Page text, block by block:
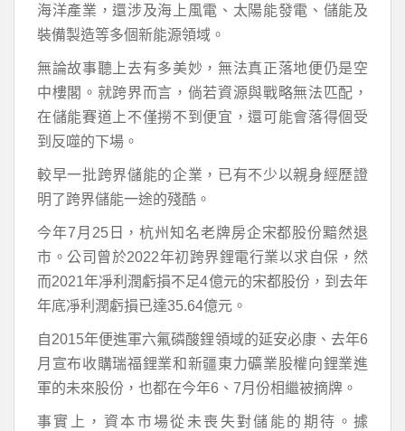
海洋產業，還涉及海上風電、太陽能發電、儲能及
裝備製造等多個新能源領域。
無論故事聽上去有多美妙，無法真正落地便仍是空
中樓閣。就跨界而言，倘若資源與戰略無法匹配，
在儲能賽道上不僅撈不到便宜，還可能會落得個受
到反噬的下場。
較早一批跨界儲能的企業，已有不少以親身經歷證
明了跨界儲能一途的殘酷。
今年7月25日，杭州知名老牌房企宋都股份黯然退
市。公司曾於2022年初跨界鋰電行業以求自保，然
而2021年凈利潤虧損不足4億元的宋都股份，到去年
年底凈利潤虧損已達35.64億元。
自2015年便進軍六氟磷酸鋰領域的延安必康、去年6
月宣布收購瑞福鋰業和新疆東力礦業股權向鋰業進
軍的未來股份，也都在今年6、7月份相繼被摘牌。
事實上，資本市場從未喪失對儲能的期待。據